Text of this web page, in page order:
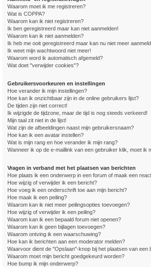
Waarom moet ik me registreren?
Wat is COPPA?
Waarom kan ik niet registreren?
Ik ben geregistreerd maar kan niet aanmelden!
Waarom kan ik niet aanmelden?
Ik heb me ooit geregistreerd maar kan nu niet meer
Ik weet mijn wachtwoord niet meer!
Waarom word ik automatisch afgemeld?
Wat doet "verwijder cookies"?
Gebruikersvoorkeuren en instellingen
Hoe verander ik mijn instellingen?
Hoe kan ik onzichtbaar zijn in de online gebruikers lijst?
De tijden zijn niet correct!
Ik wijzigde de tijdzone, maar de tijd is nog steeds verkeerd!
Mijn taal zit niet in de lijst!
Wat zijn de afbeeldingen naast mijn gebruikersnaam?
Hoe kan ik een avatar instellen?
Wat is mijn rang en hoe verander ik mijn rang?
Wanneer ik op de e-maillink van een gebruiker klik, moet ik
Vragen in verband met het plaatsen van berichten
Hoe plaats ik een onderwerp in een forum of maak een
Hoe wijzig of verwijder ik een bericht?
Hoe voeg ik een onderschrift toe aan mijn bericht?
Hoe maak ik een peiling?
Waarom kan ik niet meer peilingsopties toevoegen?
Hoe wijzig of verwijder ik een peiling?
Waarom kan ik een bepaald forum niet openen?
Waarom kan ik geen bijlagen toevoegen?
Waarom ontving ik een waarschuwing?
Hoe kan ik berichten aan een moderator melden?
Waarvoor dient de "Opslaan"-knop bij het plaatsen van een
Waarom moet mijn bericht goedgekeurd worden?
Hoe bump ik mijn onderwerp?